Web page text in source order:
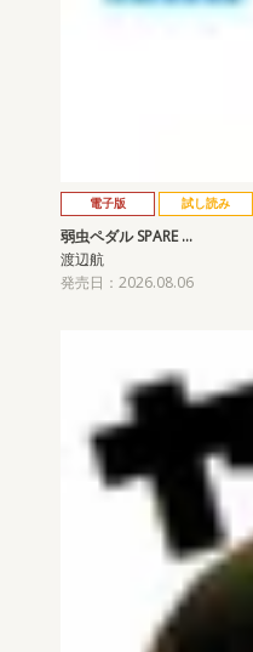
電子版 試し読み
弱虫ペダル SPARE …
渡辺航
発売日：2026.08.06